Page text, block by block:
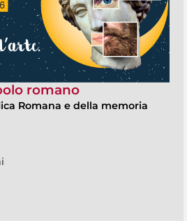
romano
Romana e della memoria